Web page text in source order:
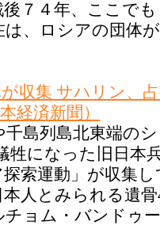
７４年、ここで
、ロシアの団体
が収集 サハリン、
経済新聞）
島列島北東端の
牲になった旧日本
索運動」が収集
人とみられる遺
ョム・バンドゥ